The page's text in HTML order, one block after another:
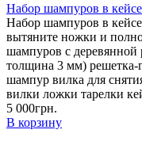
Набор шампуров в
Набор шампуров в кейсе
вытяните ножки и
шампуров с
толщина 3 мм)
шампур вилка для
вилки ложки тарелки
5 000грн.
В корзину